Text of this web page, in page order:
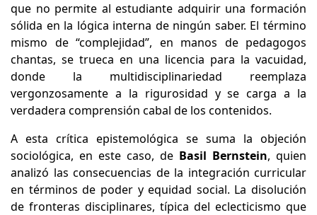
que no permite al estudiante adquirir una formación
sólida en la lógica interna de ningún saber. El término
mismo de “complejidad”, en manos de pedagogos
chantas, se trueca en una licencia para la vacuidad,
donde la multidisciplinariedad reemplaza
vergonzosamente a la rigurosidad y se carga a la
verdadera comprensión cabal de los contenidos.
A esta crítica epistemológica se suma la objeción
sociológica, en este caso, de Basil Bernstein, quien
analizó las consecuencias de la integración curricular
en términos de poder y equidad social. La disolución
de fronteras disciplinares, típica del eclecticismo que